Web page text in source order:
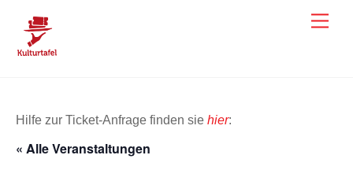
content
Hilfe zur Ticket-Anfrage finden sie hier:
« Alle Veranstaltungen